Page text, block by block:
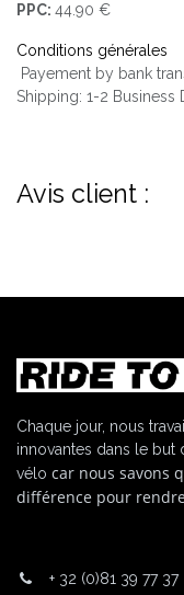
PPC: 44.90 €
Conditions générales
Payement by bank
Shipping: 1-2 Business
Avis client :
Chaque jour, nous
innovantes dans le but
vélo car nous savons
différence pour
+ 32 (0)81 39 77 37